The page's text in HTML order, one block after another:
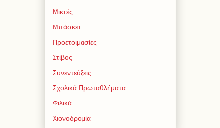
Μικτές
Μπάσκετ
Προετοιμασίες
Στίβος
Συνεντεύξεις
Σχολικά Πρωταθλήματα
Φιλικά
Χιονοδρομία